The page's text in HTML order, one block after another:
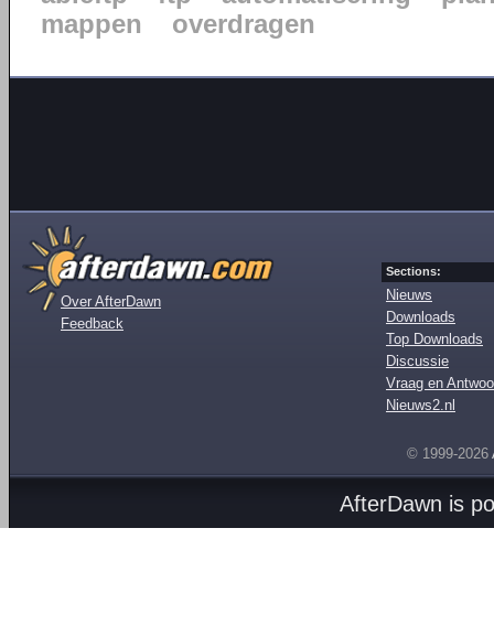
mappen
overdragen
Over AfterDawn
Feedback
Sections:
Nieuws
Downloads
Top Downloads
Discussie
Vraag en
Nieuws2.nl
© 1999-2026
AfterDawn is